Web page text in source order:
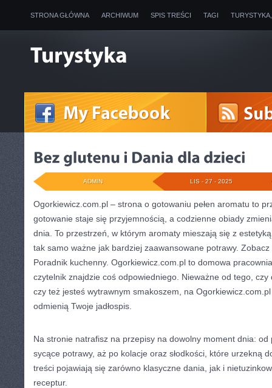
STRONA GŁÓWNA ARCHIWUM SPIS TREŚCI TAGI
LIS - 27 - 2025
ADMIN
Ogorkiewicz.com.pl – strona o gotowaniu pełen aromatu to
gotowanie staje się przyjemnością, a codzienne obiady
dnia. To przestrzeń, w którym aromaty mieszają się z
tak samo ważne jak bardziej zaawansowane potrawy.
Poradnik kuchenny. Ogorkiewicz.com.pl to domowa
czytelnik znajdzie coś odpowiedniego. Nieważne od tego,
czy też jesteś wytrawnym smakoszem, na
odmienią Twoje jadłospis.
Na stronie natrafisz na przepisy na dowolny moment dnia: od
sycące potrawy, aż po kolacje oraz słodkości, które urzekną
treści pojawiają się zarówno klasyczne dania, jak i
receptur.